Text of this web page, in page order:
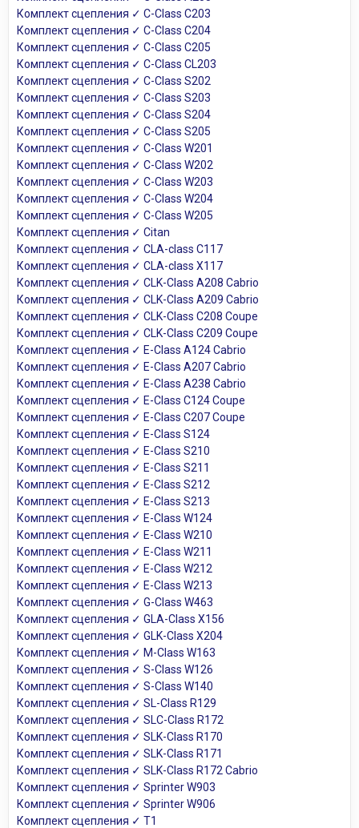
Комплект сцепления ✓ C-Class C203
Комплект сцепления ✓ C-Class C204
Комплект сцепления ✓ C-Class C205
Комплект сцепления ✓ C-Class CL203
Комплект сцепления ✓ C-Class S202
Комплект сцепления ✓ C-Class S203
Комплект сцепления ✓ C-Class S204
Комплект сцепления ✓ C-Class S205
Комплект сцепления ✓ C-Class W201
Комплект сцепления ✓ C-Class W202
Комплект сцепления ✓ C-Class W203
Комплект сцепления ✓ C-Class W204
Комплект сцепления ✓ C-Class W205
Комплект сцепления ✓ Citan
Комплект сцепления ✓ CLA-class C117
Комплект сцепления ✓ CLA-class X117
Комплект сцепления ✓ CLK-Class A208 Cabrio
Комплект сцепления ✓ CLK-Class A209 Cabrio
Комплект сцепления ✓ CLK-Class C208 Coupe
Комплект сцепления ✓ CLK-Class C209 Coupe
Комплект сцепления ✓ E-Class A124 Cabrio
Комплект сцепления ✓ E-Class A207 Cabrio
Комплект сцепления ✓ E-Class A238 Cabrio
Комплект сцепления ✓ E-Class C124 Coupe
Комплект сцепления ✓ E-Class C207 Coupe
Комплект сцепления ✓ E-Class S124
Комплект сцепления ✓ E-Class S210
Комплект сцепления ✓ E-Class S211
Комплект сцепления ✓ E-Class S212
Комплект сцепления ✓ E-Class S213
Комплект сцепления ✓ E-Class W124
Комплект сцепления ✓ E-Class W210
Комплект сцепления ✓ E-Class W211
Комплект сцепления ✓ E-Class W212
Комплект сцепления ✓ E-Class W213
Комплект сцепления ✓ G-Class W463
Комплект сцепления ✓ GLA-Class X156
Комплект сцепления ✓ GLK-Class X204
Комплект сцепления ✓ M-Class W163
Комплект сцепления ✓ S-Class W126
Комплект сцепления ✓ S-Class W140
Комплект сцепления ✓ SL-Class R129
Комплект сцепления ✓ SLC-Class R172
Комплект сцепления ✓ SLK-Class R170
Комплект сцепления ✓ SLK-Class R171
Комплект сцепления ✓ SLK-Class R172 Cabrio
Комплект сцепления ✓ Sprinter W903
Комплект сцепления ✓ Sprinter W906
Комплект сцепления ✓ T1